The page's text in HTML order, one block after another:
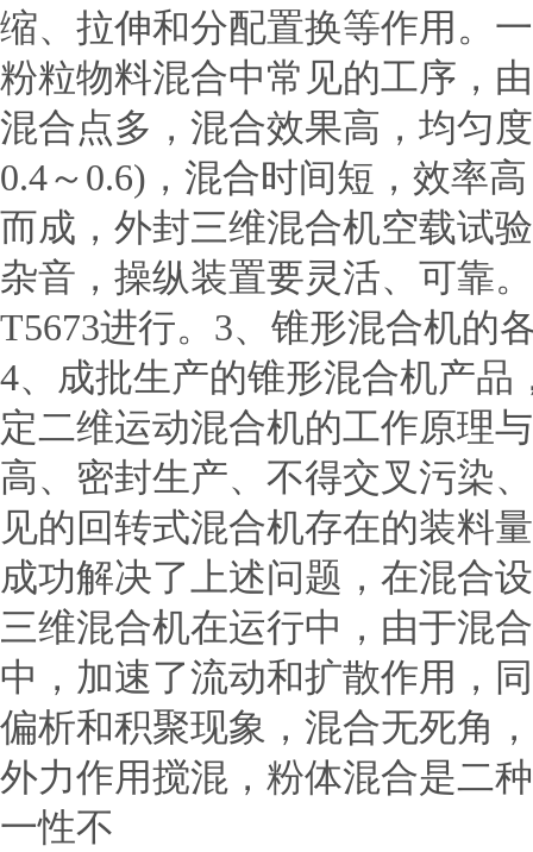
缩、拉伸和分配置换等作用。
粉粒物料混合中常见的工序，
混合点多，混合效果高，均匀
0.4～0.6)，混合时间短，效率
而成，外封三维混合机空载试
杂音，操纵装置要灵活、可靠
T5673进行。3、锥形混合机的
4、成批生产的锥形混合机产品
定二维运动混合机的工作原理
高、密封生产、不得交叉污染
见的回转式混合机存在的装料
成功解决了上述问题，在混合
三维混合机在运行中，由于混
中，加速了流动和扩散作用，
偏析和积聚现象，混合无死
外力作用搅混，粉体混合是二
一性不